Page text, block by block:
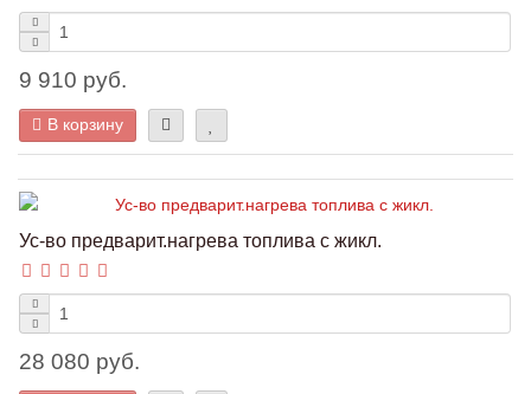
9 910 руб.
В корзину
Ус-во предварит.нагрева топлива с жикл.
28 080 руб.